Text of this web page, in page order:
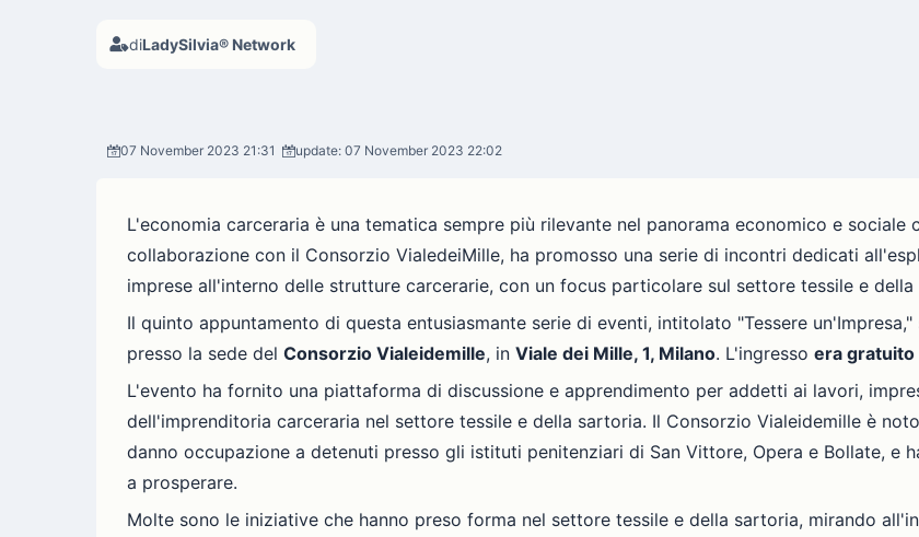
diLadySilvia® Network
07 November 2023 21:31 update: 07 November 2023 22:02
L'economia carceraria è una tematica sempre più rilevante nel panorama economico e sociale
collaborazione con il Consorzio VialedeiMille, ha promosso una serie di incontri dedicati
imprese all'interno delle strutture carcerarie, con un focus particolare sul settore tessile e della
Il quinto appuntamento di questa entusiasmante serie di eventi, intitolato "Tessere
presso la sede del Consorzio Vialeidemille, in Viale dei Mille, 1, Milano. L'ingresso era gratuito
L'evento ha fornito una piattaforma di discussione e apprendimento per addetti ai lavori,
dell'imprenditoria carceraria nel settore tessile e della sartoria. Il Consorzio Vialeidemille è
danno occupazione a detenuti presso gli istituti penitenziari di San Vittore, Opera e Bollate, e
a prosperare.
Molte sono le iniziative che hanno preso forma nel settore tessile e della sartoria, mirando